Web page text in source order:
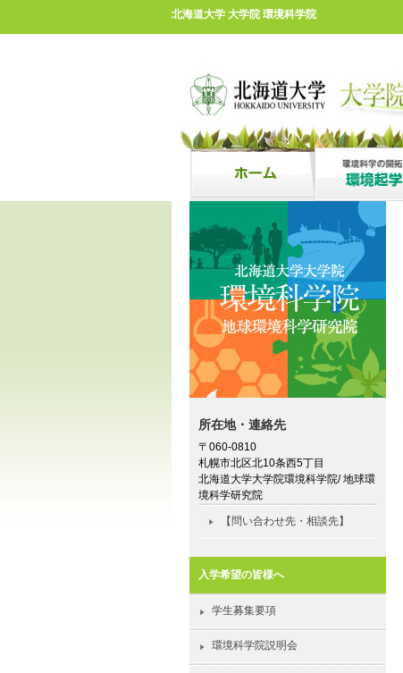
北海道大学 大学院 環境科学院
所在地・連絡先
〒060-0810
札幌市北区北10条西5丁目
北海道大学大学院環境科学院/ 地球環
境科学研究院
【問い合わせ先・相談先】
入学希望の皆様へ
学生募集要項
環境科学院説明会